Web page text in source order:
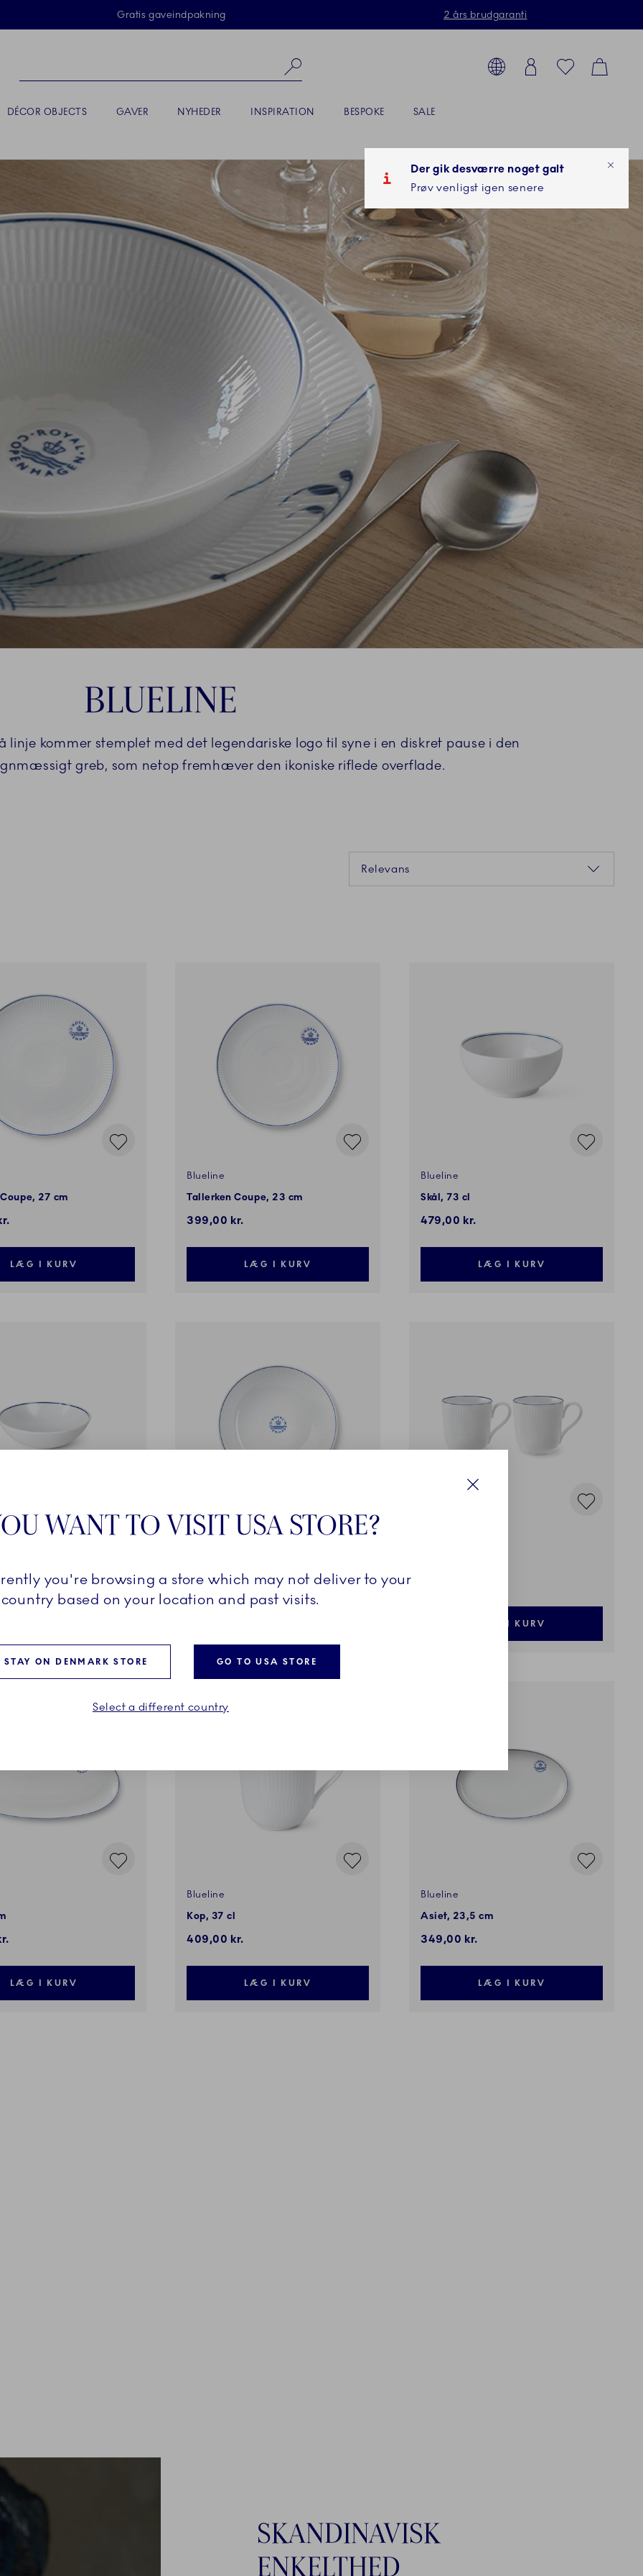
Skip Navigation
Gratis gaveindpakning 2 års brudgaranti
Toolbar
Country selector overlay
Login FavoritesCart
Søg produkter, stel, steldele...
DÉCOR OBJECTS GAVER NYHEDER INSPIRATION BESPOKE SALE
BLUELINE
kommer stemplet med det legendariske logo til syne i en diskret pause i den
greb, som netop fremhæver den ikoniske riflede overflade.
Relevans
27 cm
LÆG I KURV
Blueline
Tallerken Coupe, 23 cm
399,00 kr.
LÆG I KURV
Blueline
Skål, 73 cl
479,00 kr.
LÆG I KURV
Blueline
499,00 kr.
LÆG I KURV
LÆG I KURV
Blueline
Kop, 37 cl
409,00 kr.
LÆG I KURV
Blueline
Asiet, 23,5 cm
349,00 kr.
LÆG I KURV
SKANDINAVISK
ENKELTHED
WANT TO VISIT USA STORE?
you're browsing a store which may not deliver to your
country based on your location and past visits.
STAY ON DENMARK STORE GO TO USA STORE
Select a different country
Der gik desværre noget galt
Prøv venligst igen senere